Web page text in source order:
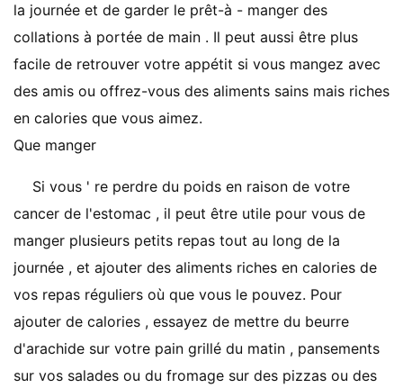
la journée et de garder le prêt-à - manger des
collations à portée de main . Il peut aussi être plus
facile de retrouver votre appétit si vous mangez avec
des amis ou offrez-vous des aliments sains mais riches
en calories que vous aimez.
Que manger
Si vous ' re perdre du poids en raison de votre
cancer de l'estomac , il peut être utile pour vous de
manger plusieurs petits repas tout au long de la
journée , et ajouter des aliments riches en calories de
vos repas réguliers où que vous le pouvez. Pour
ajouter de calories , essayez de mettre du beurre
d'arachide sur votre pain grillé du matin , pansements
sur vos salades ou du fromage sur des pizzas ou des